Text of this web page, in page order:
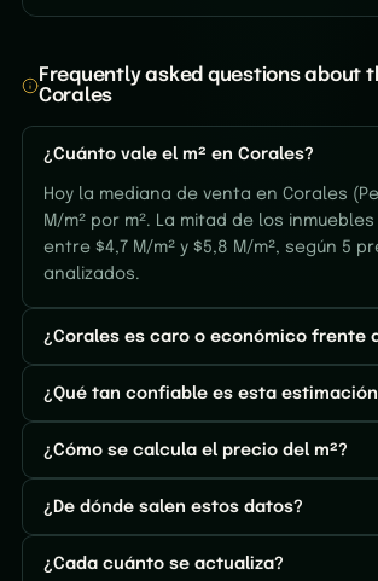
Frequently asked questions about
Corales
¿Cuánto vale el m² en Corales?
Hoy la mediana de venta en Corales
M/m² por m². La mitad de los
entre $4,7 M/m² y $5,8 M/m², según 5
analizados.
¿Corales es caro o económico frente
¿Qué tan confiable es esta
¿Cómo se calcula el precio del m²?
¿De dónde salen estos datos?
¿Cada cuánto se actualiza?